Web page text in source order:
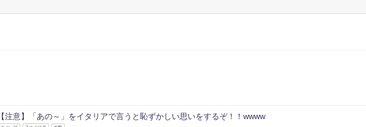
【注意】「あの～」をイタリアで言うと恥ずかしい思いをするぞ！！wwww